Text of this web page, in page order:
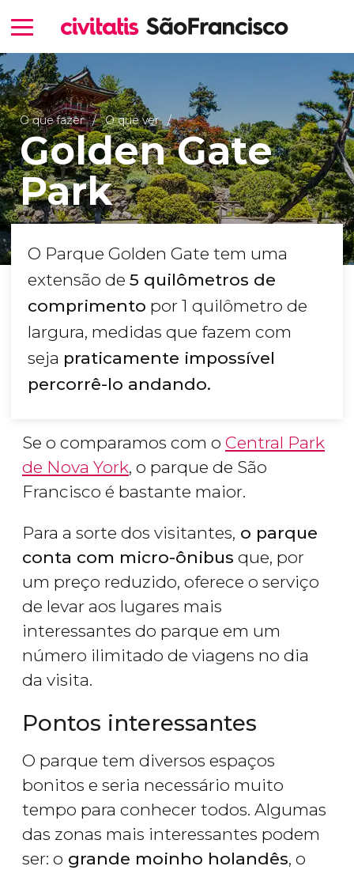
O que fazer O que ver
Golden Gate
Park
O Parque Golden Gate tem uma
extensão de 5 quilômetros de
comprimento por 1 quilômetro de
largura, medidas que fazem com
seja praticamente impossível
percorrê-lo andando.
Se o comparamos com o Central Park
de Nova York, o parque de São
Francisco é bastante maior.
Para a sorte dos visitantes, o parque
conta com micro-ônibus que, por
um preço reduzido, oferece o serviço
de levar aos lugares mais
interessantes do parque em um
número ilimitado de viagens no dia
da visita.
Pontos interessantes
O parque tem diversos espaços
bonitos e seria necessário muito
tempo para conhecer todos. Algumas
das zonas mais interessantes podem
ser: o grande moinho holandês, o